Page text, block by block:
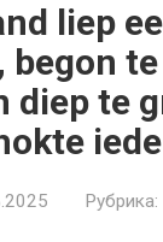
liep
begon
diep te
Рубрика: